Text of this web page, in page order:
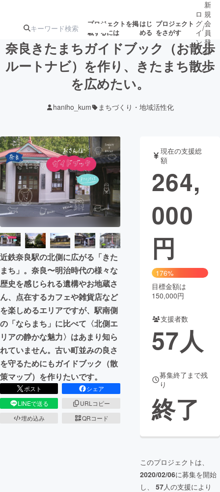
プロジェクトを掲
載するには
はじ
める
プロジェクト
をさがす
注目の新着プロ
ジェクト
募集終了が近いプ
テクノロジー・ガジェット
映像・映画 書籍・雑誌
ビジネス・起業 チャレンジ
まちづくり・地域活性化
CAMPFIRE for Social Good
CAMPFIRE Creation
CAMPFIREふるさと納税machi-ya コミュニティ
ロ
グ
イ
ン
/
新
規
会
員
登
録
奈良きたまちガイドブック（お散歩
ルートナビ）を作り、きたまち散歩
を広めたい。
haniho_kum まちづくり・地域活性化
近鉄奈良駅の北側に広がる「きた
まち」。奈良〜明治時代の様々な
歴史を感じられる遺構やお地蔵さ
ん、点在するカフェや雑貨店など
を楽しめるエリアですが、駅南側
の「ならまち」に比べて〈北側エ
リアの静かな魅力〉はあまり知ら
れていません。古い町並みの良さ
を守るためにもガイドブック（散
策マップ）を作りたいです。
ポスト
シェア
LINEで送る
URLコピー
埋め込み
QRコード
現在の支援総
額
264,
000
円
176%
目標金額は
150,000円
支援者数
57人
募集終了まで残
り
終了
このプロジェクトは、
2020/02/06に募集を開始
し、 57人の支援により